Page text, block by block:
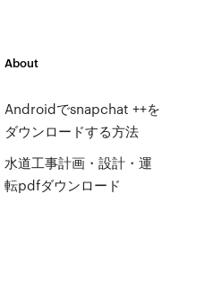
About
Androidでsnapchat ++を
ダウンロードする方法
水道工事計画・設計・運
転pdfダウンロード